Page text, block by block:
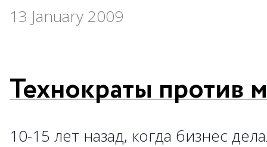
13 January 2009
Технократы против
10-15 лет назад, когда бизнес